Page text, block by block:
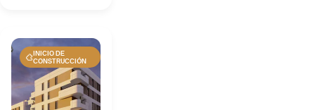
INICIO DE
CONSTRUCCIÓN